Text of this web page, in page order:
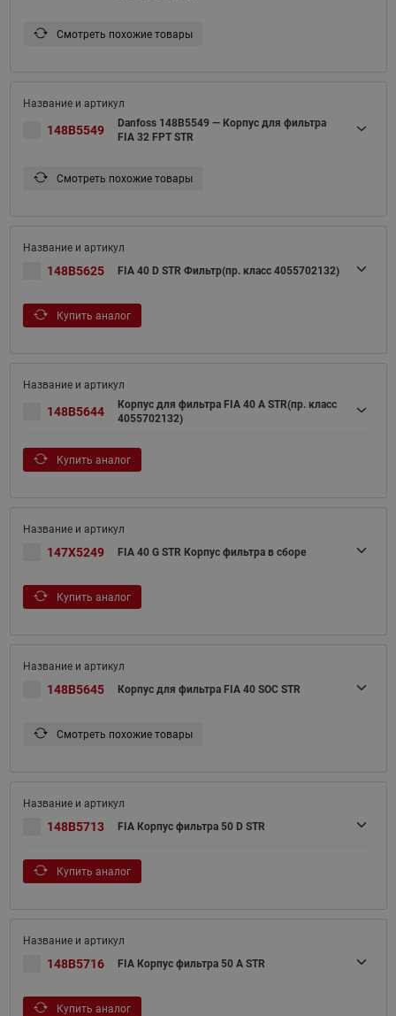
Смотреть похожие товары
148B5549
Danfoss 148B5549 — Корпус для фильтра
FIA 32 FPT STR
Смотреть похожие товары
148B5625 FIA 40 D STR Фильтр(пр. класс 4055702132)
Купить аналог
148B5644
Корпус для фильтра FIA 40 A STR(пр. класс
4055702132)
Купить аналог
147X5249 FIA 40 G STR Корпус фильтра в сборе
Купить аналог
148B5645 Корпус для фильтра FIA 40 SOC STR
Смотреть похожие товары
148B5713 FIA Корпус фильтра 50 D STR
Купить аналог
148B5716 FIA Корпус фильтра 50 A STR
Купить аналог